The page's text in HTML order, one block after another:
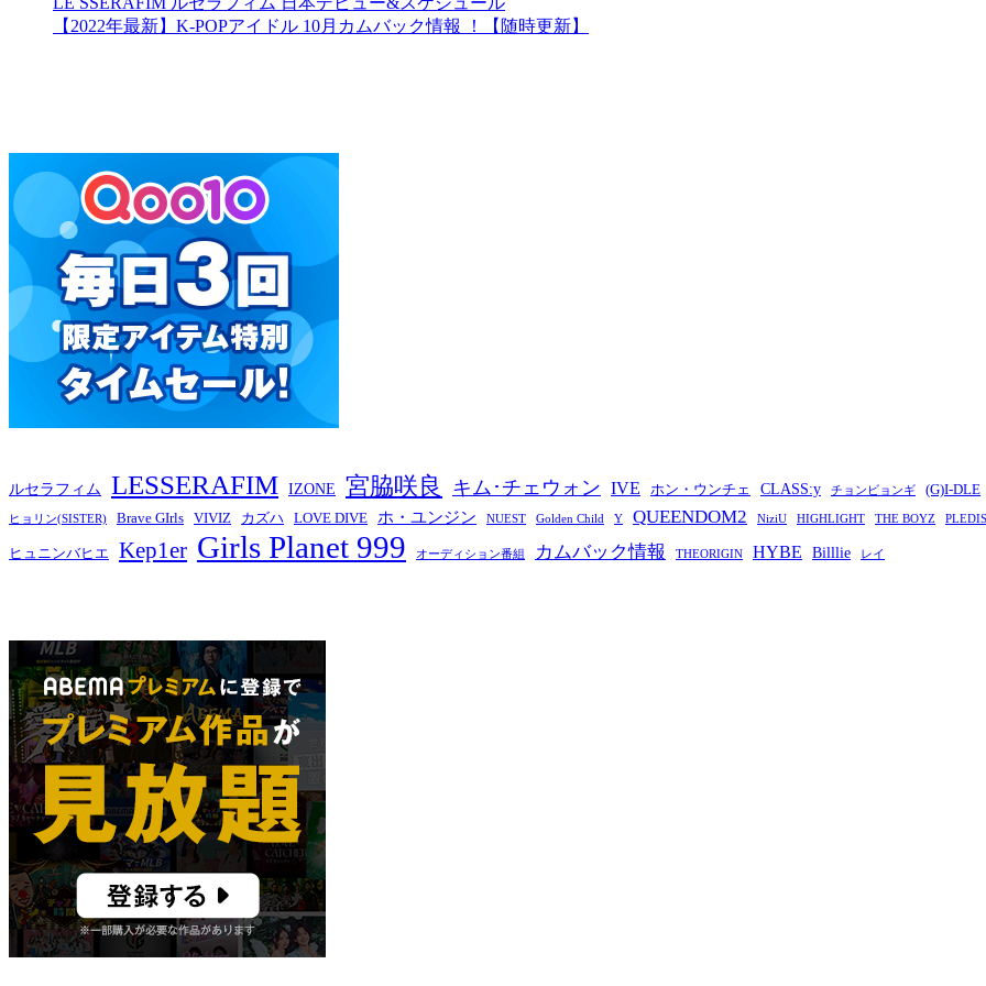
【2022年最新】K-POPアイドル 10月カムバック情報 ！【随時更新】
ルセラフィム LESSERAFIM IZONE 宮脇咲良 キム･チェウォン IVE ホン・ウンチェ CLASS:y チョンビョンギ (G)I-DLE
ヒョリン(SISTER) Brave GIrls VIVIZ カズハ LOVE DIVE ホ・ユンジン NUEST Golden Child Y QUEENDOM2 NiziU HIGHLIGHT THE BOYZ PLEDIS
ヒュニンバヒエ Kep1er Girls Planet 999 オーディション番組 カムバック情報 THEORIGIN HYBE Billlie レイ